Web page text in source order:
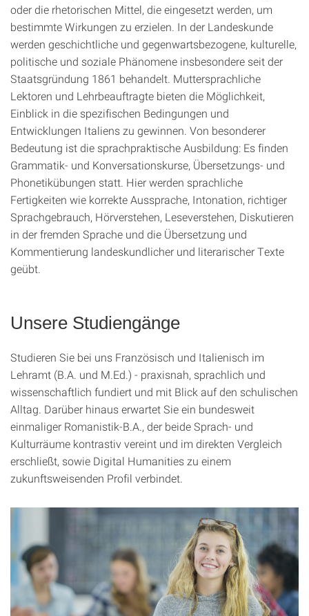
oder die rhetorischen Mittel, die eingesetzt werden, um
bestimmte Wirkungen zu erzielen. In der Landeskunde
werden geschichtliche und gegenwartsbezogene, kulturelle,
politische und soziale Phänomene insbesondere seit der
Staatsgründung 1861 behandelt. Muttersprachliche
Lektoren und Lehrbeauftragte bieten die Möglichkeit,
Einblick in die spezifischen Bedingungen und
Entwicklungen Italiens zu gewinnen. Von besonderer
Bedeutung ist die sprachpraktische Ausbildung: Es finden
Grammatik- und Konversationskurse, Übersetzungs- und
Phonetikübungen statt. Hier werden sprachliche
Fertigkeiten wie korrekte Aussprache, Intonation, richtiger
Sprachgebrauch, Hörverstehen, Leseverstehen, Diskutieren
in der fremden Sprache und die Übersetzung und
Kommentierung landeskundlicher und literarischer Texte
geübt.
Unsere Studiengänge
Studieren Sie bei uns Französisch und Italienisch im
Lehramt (B.A. und M.Ed.) - praxisnah, sprachlich und
wissenschaftlich fundiert und mit Blick auf den schulischen
Alltag. Darüber hinaus erwartet Sie ein bundesweit
einmaliger Romanistik-B.A., der beide Sprach- und
Kulturräume kontrastiv vereint und im direkten Vergleich
erschließt, sowie Digital Humanities zu einem
zukunftsweisenden Profil verbindet.